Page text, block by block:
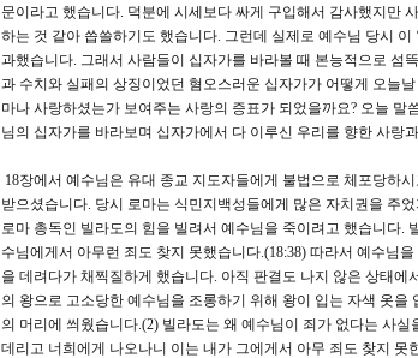
문이라고 했습니다. 덕분에 시세보다 싸게 구입해서 감사했지만
하는 것 같아 씁쓸하기도 했습니다. 그런데 실제로 예수님 당시
과했습니다. 그래서 사람들이 십자가를 바라볼 때 본능적으로 섬
과 수치와 실패의 상징이었던 혐오스러운 십자가가 어떻게 오늘
마나 사랑하셨는가 보여주는 사랑의 증표가 되었을까요? 오늘
님의 십자가를 바라보며 십자가에서 다 이루신 우리를 향한 사랑
18장에서 예수님은 유대 종교 지도자들에게 불법으로 체포당하
받으셨습니다. 당시 로마는 식민지백성들에게 많은 자치권을 주
로마 총독인 빌라도의 힘을 빌려서 예수님을 죽이려고 했습니다.
수님에게서 아무런 죄도 찾지 못했습니다.(18:38) 따라서 예수님
을 데려다가 채찍질하게 했습니다. 아직 판결도 나지 않은 상태
의 왕으로 고소당한 예수님을 조롱하기 위해 왕이 입는 자색 옷
의 머리에 씌웠습니다.(2) 빌라도는 왜 예수님이 죄가 없다는 사
데리고 너희에게 나오나니 이는 내가 그에게서 아무 죄도 찾지